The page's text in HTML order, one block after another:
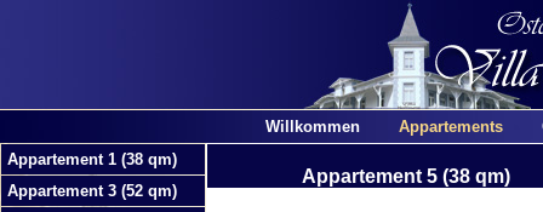
Willkommen Appartements
Appartement 1 (38 qm)
Appartement 3 (52 qm)
Appartement 5 (38 qm)